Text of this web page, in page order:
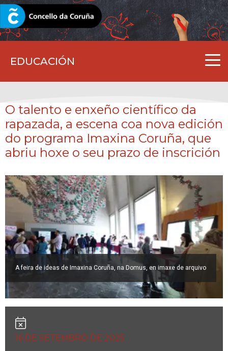
EDUCACIÓN
CORUNA.GAL
O talento e enxeño científico da
rapazada, a escena coa nova edición
do programa Imaxina Coruña, que
abriu hoxe o seu prazo de inscrición
A feira de ideas de Imaxina Coruña, na Domus, en imaxe de arquivo
16 DE SETEMBRO DE 2025